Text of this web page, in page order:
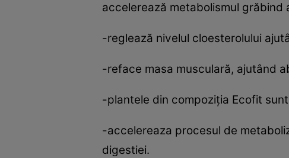
accelerează metabolismul
-reglează nivelul cloesterolului
-reface masa musculară, ajutând
-plantele din compoziţia Ecofit
-accelereaza procesul de
digestiei.